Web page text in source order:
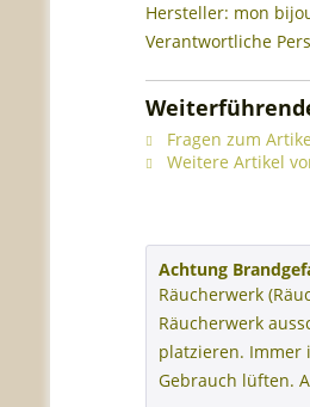
Hersteller: mon
Verantwortliche
Fragen zum
Weitere Artikel
Achtung
Räucherwerk
Räucherwerk
platzieren. Immer
Gebrauch lüften.